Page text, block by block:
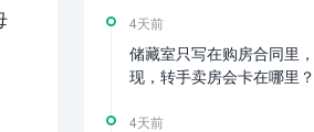
4天前
储藏室只写在购房合同里
现，转手卖房会卡在哪里？
4天前